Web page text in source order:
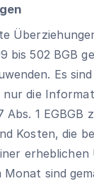
bis502 BGB
Es
nur die
Abs. 1 EGBGB
Kosten, die
Monat sind